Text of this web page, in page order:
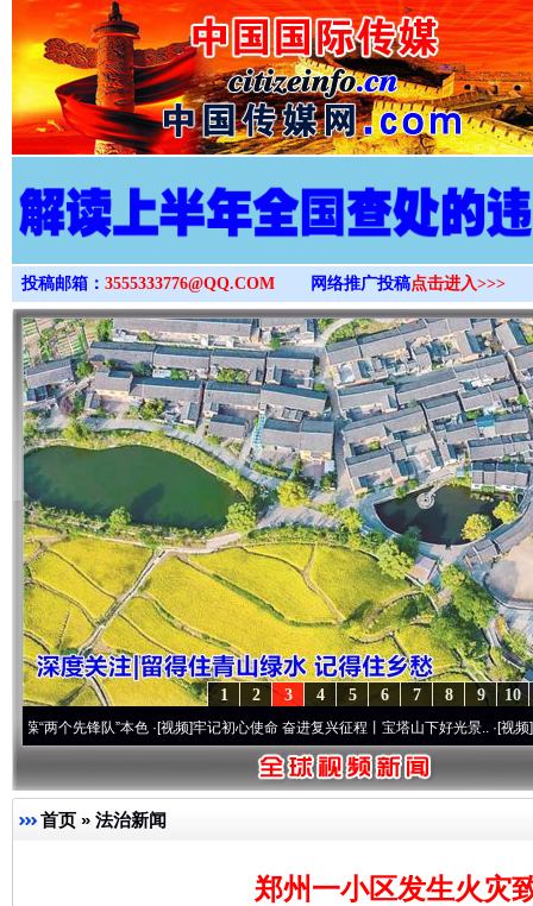
>
投稿邮箱： 3555333776@QQ.COM 网络推广投稿点击进入>>>
10
9
8
7
6
5
4
3
2
1
锋队”本色·[视频]牢记初心使命 奋进复兴征程丨宝塔山下好光景..·[视频]因党而生
首页 » 法治新闻
郑州一小区发生火灾